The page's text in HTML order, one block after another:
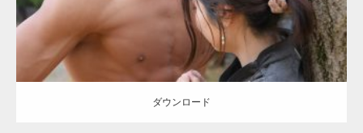
ダウンロード
【YouTube】マッチョフリー素材メンバーが
ギネス世界記録…